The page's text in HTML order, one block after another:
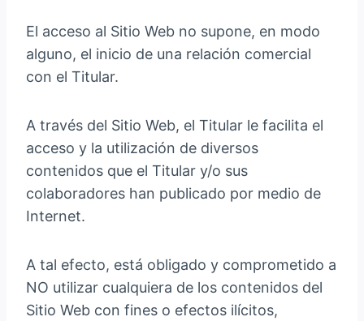
El acceso al Sitio Web no supone, en modo
alguno, el inicio de una relación comercial
con el Titular.
A través del Sitio Web, el Titular le facilita el
acceso y la utilización de diversos
contenidos que el Titular y/o sus
colaboradores han publicado por medio de
Internet.
A tal efecto, está obligado y comprometido a
NO utilizar cualquiera de los contenidos del
Sitio Web con fines o efectos ilícitos,